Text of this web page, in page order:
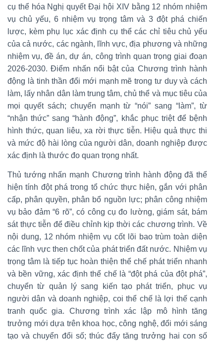
cụ thể hóa Nghị quyết Đại hội XIV bằng 12 nhóm nhiệm
vụ chủ yếu, 6 nhiệm vụ trọng tâm và 3 đột phá chiến
lược, kèm phụ lục xác định cụ thể các chỉ tiêu chủ yếu
của cả nước, các ngành, lĩnh vực, địa phương và những
nhiệm vụ, đề án, dự án, công trình quan trọng giai đoạn
2026-2030. Điểm nhấn nổi bật của Chương trình hành
động là tinh thần đổi mới mạnh mẽ trong tư duy và cách
làm, lấy nhân dân làm trung tâm, chủ thể và mục tiêu của
mọi quyết sách; chuyển mạnh từ “nói” sang “làm”, từ
“nhận thức” sang “hành động”, khắc phục triệt để bệnh
hình thức, quan liêu, xa rời thực tiễn. Hiệu quả thực thi
và mức độ hài lòng của người dân, doanh nghiệp được
xác định là thước đo quan trọng nhất.
Thủ tướng nhấn mạnh Chương trình hành động đã thể
hiện tính đột phá trong tổ chức thực hiện, gắn với phân
cấp, phân quyền, phân bổ nguồn lực; phân công nhiệm
vụ bảo đảm “6 rõ”, có công cụ đo lường, giám sát, bám
sát thực tiễn để điều chỉnh kịp thời các chương trình. Về
nội dung, 12 nhóm nhiệm vụ cốt lõi bao trùm toàn diện
các lĩnh vực then chốt của phát triển đất nước. Nhiệm vụ
trọng tâm là tiếp tục hoàn thiện thể chế phát triển nhanh
và bền vững, xác định thể chế là “đột phá của đột phá”,
chuyển từ quản lý sang kiến tạo phát triển, phục vụ
người dân và doanh nghiệp, coi thể chế là lợi thế cạnh
tranh quốc gia. Chương trình xác lập mô hình tăng
trưởng mới dựa trên khoa học, công nghệ, đổi mới sáng
tạo và chuyển đổi số; thúc đẩy tăng trưởng hai con số